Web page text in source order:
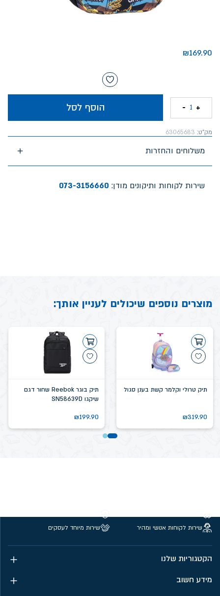
₪169.90
הוסף לסל +
1
-
מק"ט: 63065683
משלוחים והחזרות
שירות לקוחות ותיקונים מודן: 073-3156660
מוצרים נוספים שיכולים לעניין אותך:
תיק טרולי וקלמר קשת בענן סגול
₪319.90
תיק בוגר Reebok שחור דגם
שיקגו SN58639D
₪199.90
שירות לקוחות אנושי ומהיר
שירות מיוחד לעסקים
הקטגוריות שלנו
מידע חשוב